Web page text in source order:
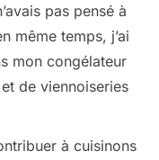
pas pensé à
même temps, j’ai
mon congélateur
de viennoiseries
à cuisinons